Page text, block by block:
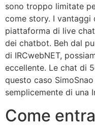
sono troppo limitate
come story. I vantaggi
piattaforma di live
dei chatbot. Beh dal
di IRCwebNET,
eccellente. Le chat di
questo caso
semplicemente di una
Come